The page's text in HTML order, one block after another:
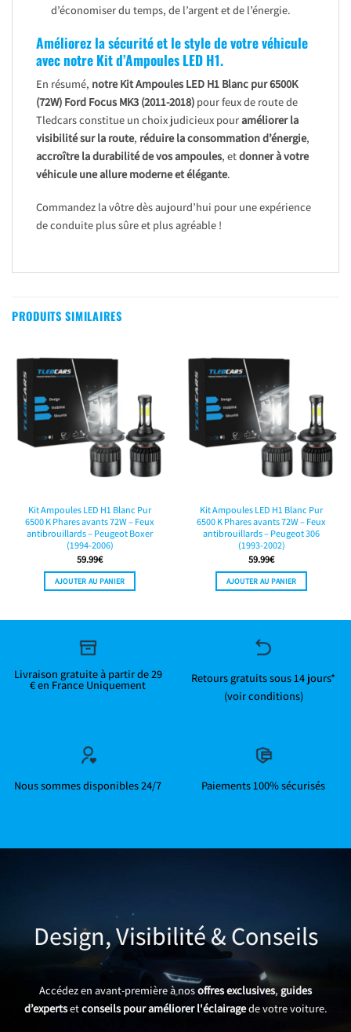
d’économiser du temps, de l’argent et de l’énergie.
Améliorez la sécurité et le style de votre véhicule
avec notre Kit d’Ampoules LED H1.
En résumé, notre Kit Ampoules LED H1 Blanc pur 6500K
(72W) Ford Focus MK3 (2011-2018) pour feux de route de
Tledcars constitue un choix judicieux pouraméliorer la
visibilité sur la route, réduire la consommation d’énergie,
accroître la durabilité de vos ampoules, etdonner à votre
véhicule une allure moderne et élégante.
Commandez la vôtre dès aujourd’hui pour une expérience
de conduite plus sûre et plus agréable !
PRODUITS SIMILAIRES
Kit Ampoules LED H1 Blanc Pur
6500 K Phares avants 72W – Feux
antibrouillards – Peugeot Boxer
(1994-2006)
59.99€
AJOUTER AU PANIER
Kit Ampoules LED H1 Blanc Pur
6500 K Phares avants 72W – Feux
antibrouillards – Peugeot 306
(1993-2002)
59.99€
AJOUTER AU PANIER
Livraison gratuite à partir de 29
€ en France Uniquement
Retours gratuits sous 14 jours*
(voir conditions)
Nous sommes disponibles 24/7 Paiements 100% sécurisés
Design, Visibilité & Conseils
Accédez en avant-première à nosoffres exclusives, guides
d’expertsetconseils pour améliorer l'éclairagede votre voiture.